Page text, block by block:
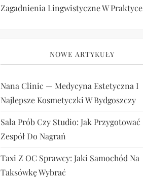
Zagadnienia Lingwistyczne W Praktyce
NOWE ARTYKUŁY
Nana Clinic — Medycyna Estetyczna I
Najlepsze Kosmetyczki W Bydgoszczy
Sala Prób Czy Studio: Jak Przygotować
Zespół Do Nagrań
Taxi Z OC Sprawcy: Jaki Samochód Na
Taksówkę Wybrać